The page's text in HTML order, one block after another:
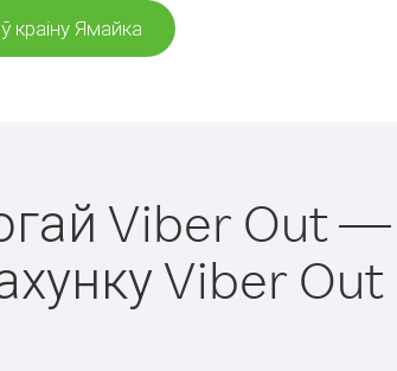
краіну Ямайка
Viber Out —
Viber